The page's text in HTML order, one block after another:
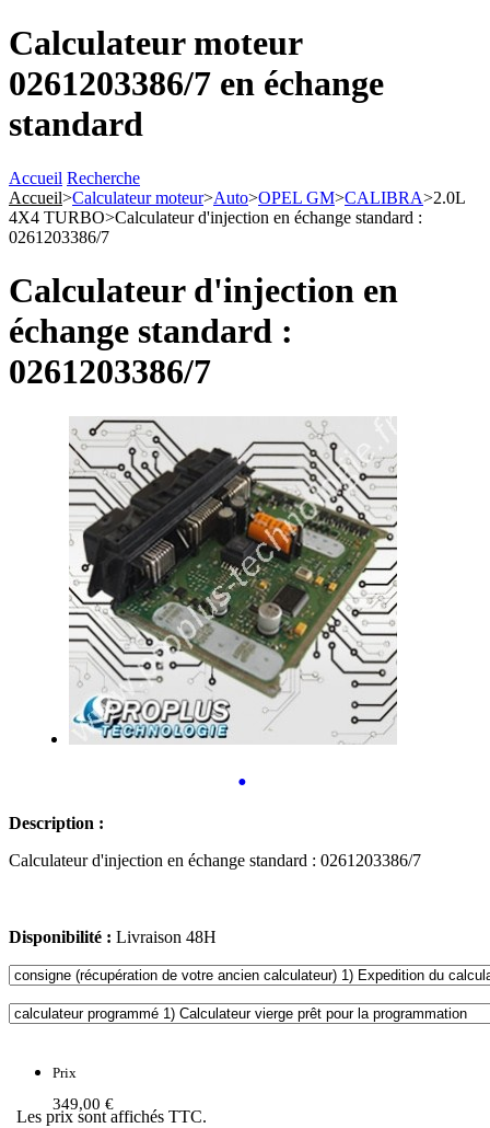
Calculateur moteur
0261203386/7 en échange
standard
Accueil Recherche
Accueil>Calculateur moteur>Auto>OPEL GM>CALIBRA>2.0L
4X4 TURBO>Calculateur d'injection en échange standard :
0261203386/7
Calculateur d'injection en
échange standard :
0261203386/7
•
Description :
Calculateur d'injection en échange standard : 0261203386/7
Disponibilité : Livraison 48H
Prix
349,00 €
Les prix sont affichés TTC.